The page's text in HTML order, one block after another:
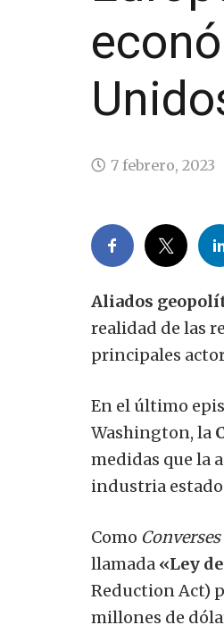
7 febrero, 2023
Aliados
realidad de las
principales
En el último
Washington, la
medidas que la
industria
Como Converses
llamada «Ley
Reduction Act)
millones de